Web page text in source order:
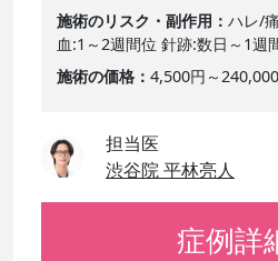
施術のリスク・副作用
ハレ/
血:1～2週間位 針跡:数日～1週
施術の価格
4,500円～
担当医
渋谷院 平林亮人
症例詳